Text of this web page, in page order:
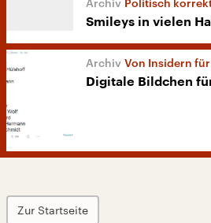
Politisch
Smileys in vielen
Von Insidern
Digitale Bildchen
Zur Startseite